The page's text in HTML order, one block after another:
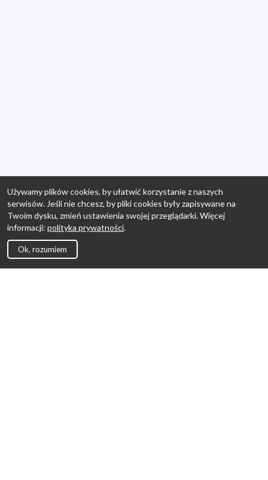
Używamy plików cookies, by ułatwić korzystanie z naszych
serwisów. Jeśli nie chcesz, by pliki cookies były zapisywane na
Twoim dysku, zmień ustawienia swojej przeglądarki. Więcej
informacji: polityka prywatności.
Ok, rozumiem